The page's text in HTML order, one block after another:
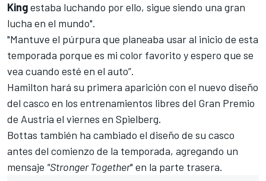
Kingestaba luchando por ello, sigue siendo una gran
lucha en el mundo".
"Mantuve el púrpura que planeaba usar al inicio de esta
temporada porque es mi color favorito y espero que se
vea cuando esté en el auto”.
Hamilton hará su primera aparición con el nuevo diseño
del casco en los entrenamientos libres del Gran Premio
de Austria el viernes en Spielberg.
Bottas también ha cambiado el diseño de su casco
antes del comienzo de la temporada, agregando un
mensaje "Stronger Together" en la parte trasera.